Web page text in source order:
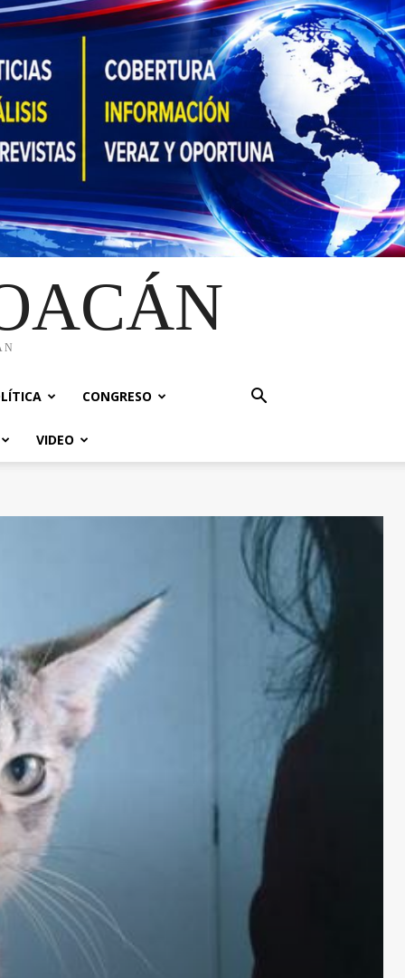
CONGRESO
VIDEO